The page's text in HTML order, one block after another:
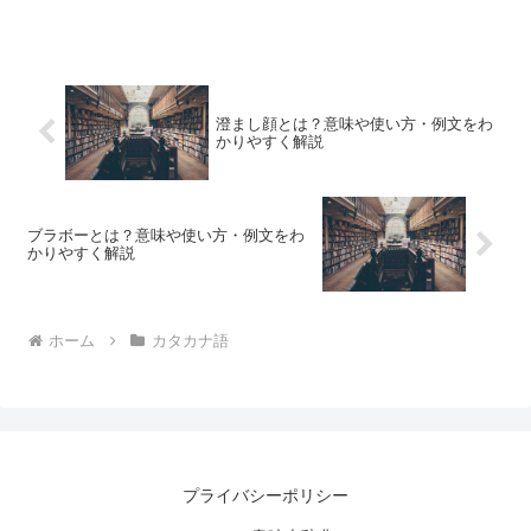
澄まし顔とは？意味や使い方・例文をわ
かりやすく解説
ブラボーとは？意味や使い方・例文をわ
かりやすく解説
ホーム カタカナ語
プライバシーポリシー